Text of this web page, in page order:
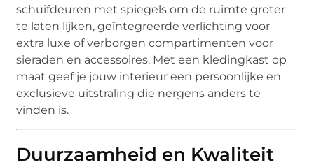
schuifdeuren met spiegels om de ruimte groter
te laten lijken, geïntegreerde verlichting voor
extra luxe of verborgen compartimenten voor
sieraden en accessoires. Met een kledingkast op
maat geef je jouw interieur een persoonlijke en
exclusieve uitstraling die nergens anders te
vinden is.
Duurzaamheid en Kwaliteit